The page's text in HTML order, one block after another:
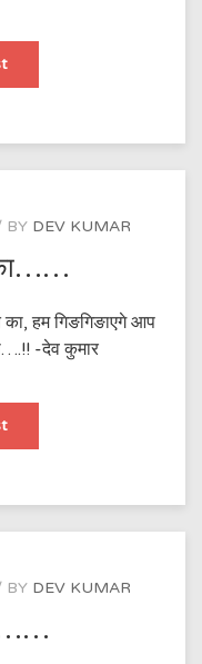
वरना
का
BY DEV KUMAR
का……
का, हम गिङगिङाएगे आप
-देव कुमार
अपनी
का……
BY DEV KUMAR